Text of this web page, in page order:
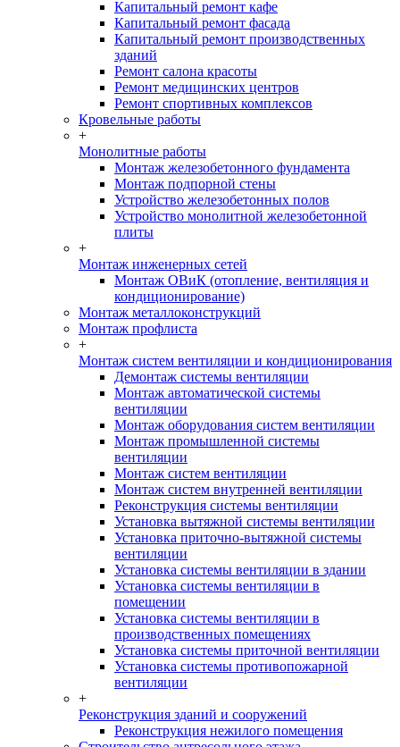
Капитальный ремонт кафе
Капитальный ремонт фасада
Капитальный ремонт производственных
зданий
Ремонт салона красоты
Ремонт медицинских центров
Ремонт спортивных комплексов
Кровельные работы
+
Монолитные работы
Монтаж железобетонного фундамента
Монтаж подпорной стены
Устройство железобетонных полов
Устройство монолитной железобетонной
плиты
+
Монтаж инженерных сетей
Монтаж ОВиК (отопление, вентиляция и
кондиционирование)
Монтаж металлоконструкций
Монтаж профлиста
+
Монтаж систем вентиляции и кондиционирования
Демонтаж системы вентиляции
Монтаж автоматической системы
вентиляции
Монтаж оборудования систем вентиляции
Монтаж промышленной системы
вентиляции
Монтаж систем вентиляции
Монтаж систем внутренней вентиляции
Реконструкция системы вентиляции
Установка вытяжной системы вентиляции
Установка приточно-вытяжной системы
вентиляции
Установка системы вентиляции в здании
Установка системы вентиляции в
помещении
Установка системы вентиляции в
производственных помещениях
Установка системы приточной вентиляции
Установка системы противопожарной
вентиляции
+
Реконструкция зданий и сооружений
Реконструкция нежилого помещения